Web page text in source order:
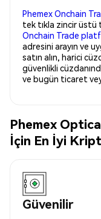
Phemex Onchain
tek tıkla zincir üstü
Onchain Trade
adresini arayın ve
satın alın, harici
güvenlikli
ve bugün ticaret
Phemex
İçin En İyi
Güvenilir